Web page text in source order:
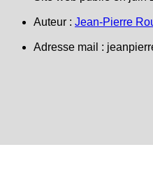
Auteur : Jean-Pierre
Adresse mail :